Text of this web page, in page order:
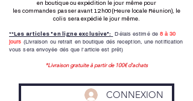
en boutique ou expédition le jour même pour
les commandes passer avant 12h00 (Heure locale Réunion), le
colis sera expédié le jour même.
**Les articles "en ligne exclusive": Délais estimé de 8 à 30
jours (Livraison ou retrait en boutique dés reception, une notification
vous sera envoyée dés que l'article est prêt)
*Livraison gratuite à partir de 100€ d'achats
CONNEXION